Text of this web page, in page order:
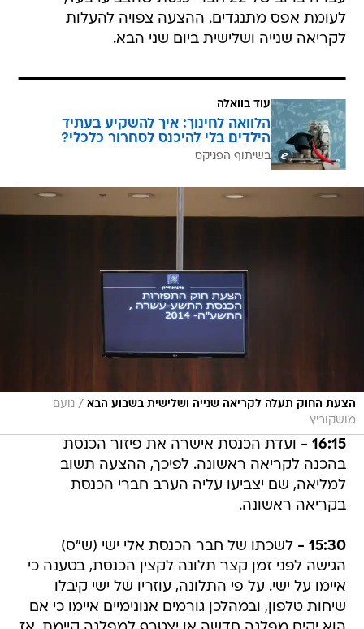
לעומת אפס מתנגדים. ההצעה צפויה להעלות
לקריאה שנייה ושלישית ביום שני הבא.
עוד בוואלה
הלוואה לחינוך: איך להשקיע בעתיד
הילדים בלי להיכנס לסחרור כלכלי?
בשיתוף הפניקס
הצעת החוק תעלה לקריאה שנייה ושלישית בשבוע הבא / נועם
מושקוביץ
16:15 -
ועדת הכנסת אישרה את פיזור הכנסת
בהכנה לקריאה ראשונה. לפיכך, ההצעה תשוב
למליאה, שם יצביעו עליה הערב חברי הכנסת
בקריאה ראשונה.
15:30 -
לשכתו של חבר הכנסת אלי ישי (ש"ס)
הגישה לפני זמן קצר תלונה לקצין הכנסת, בטענה כי
איימו על ישי. על פי התלונה, עוזריו של ישי קיבלו
שיחות טלפון, ובמהלכן גורמים אנונימיים איימו כי אם